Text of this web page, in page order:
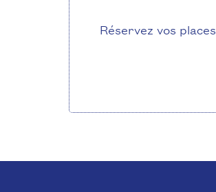
Réservez vos places